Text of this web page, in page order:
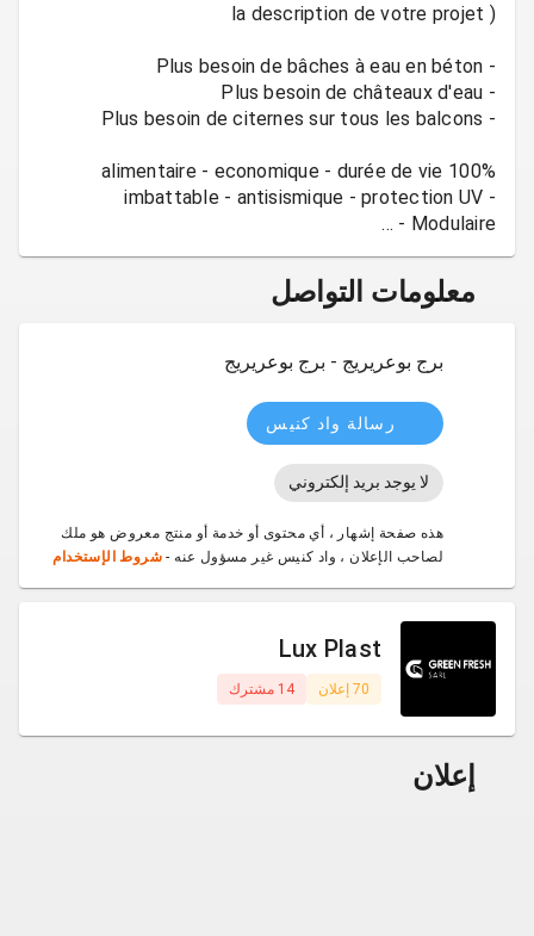
100% alimentaire - economique - durée de vie
imbattable - antisismique - protection UV -
Modulaire - ...
معلومات التواصل
برج بوعريريج - برج بوعريريج
رسالة واد كنيس
لا يوجد بريد إلكتروني
هذه صفحة إشهار ، أي محتوى أو خدمة أو منتج معروض هو ملك
لصاحب الإعلان ، واد كنيس غير مسؤول عنه - شروط الإستخدام
Lux Plast
70 إعلان 14 مشترك
إعلان